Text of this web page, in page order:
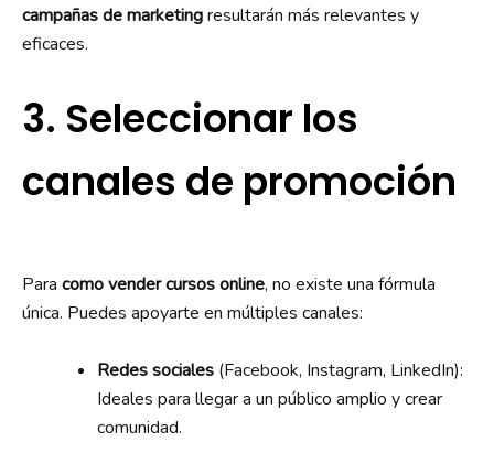
campañas de marketingresultarán más relevantes y
eficaces.
3. Seleccionar los
canales de promoción
Para como vender cursos online, no existe una fórmula
única. Puedes apoyarte en múltiples canales:
Redes sociales (Facebook, Instagram, LinkedIn):
Ideales para llegar a un público amplio y crear
comunidad.